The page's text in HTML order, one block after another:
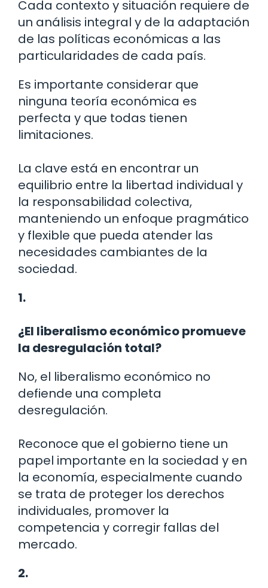
Cada contexto y situación requiere de
un análisis integral y de la adaptación
de las políticas económicas a las
particularidades de cada país.
Es importante considerar que
ninguna teoría económica es
perfecta y que todas tienen
limitaciones.
La clave está en encontrar un
equilibrio entre la libertad individual y
la responsabilidad colectiva,
manteniendo un enfoque pragmático
y flexible que pueda atender las
necesidades cambiantes de la
sociedad.
1.
¿El liberalismo económico promueve
la desregulación total?
No, el liberalismo económico no
defiende una completa
desregulación.
Reconoce que el gobierno tiene un
papel importante en la sociedad y en
la economía, especialmente cuando
se trata de proteger los derechos
individuales, promover la
competencia y corregir fallas del
mercado.
2.